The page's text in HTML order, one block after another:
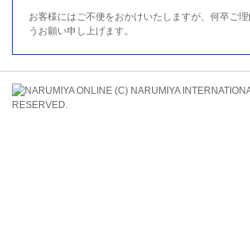
お客様にはご不便をおかけいたしますが、何卒ご
うお願い申し上げます。